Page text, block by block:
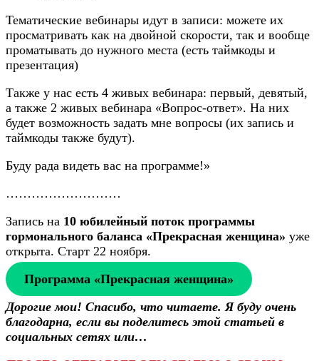
Тематические вебинары идут в записи: можете их
просматривать как на двойной скорости, так и вообще
проматывать до нужного места (есть таймкоды и
презентация)
Также у нас есть 4 живых вебинара: первый, девятый,
а также 2 живых вебинара «Вопрос-ответ». На них
будет возможность задать мне вопросы (их запись и
таймкоды также будут).
Буду рада видеть вас на программе!»
………………………
Запись на 10 юбилейный поток программы
гормонального баланса «Прекрасная женщина» уже
открыта. Старт 22 ноября.
Программа «Прекрасная женщина»
Дорогие мои! Спасибо, что читаете. Я буду очень
благодарна, если вы поделитесь этой статьей в
социальных сетях или…